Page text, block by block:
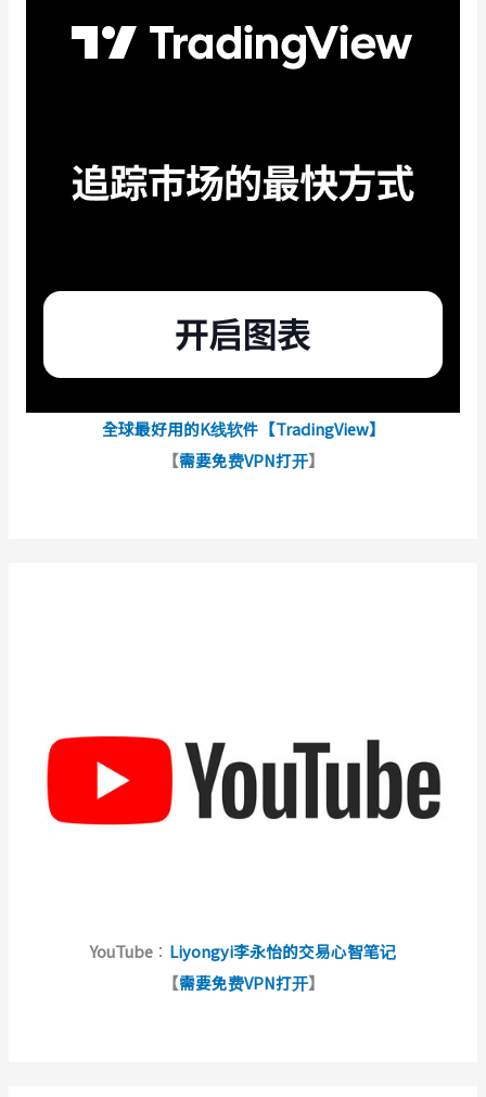
全球最好用的K线软件【TradingView】
【需要免费VPN打开】
YouTube ： Liyongyi李永怡的交易心智笔记
【需要免费VPN打开】